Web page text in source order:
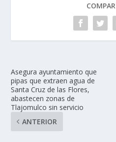
Asegura ayuntamiento que
pipas que extraen agua de
Santa Cruz de las Flores,
abastecen zonas de
Tlajomulco sin servicio
ANTERIOR